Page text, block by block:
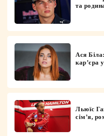
та
Ася
кар’єра
Льюїс
сім’я,